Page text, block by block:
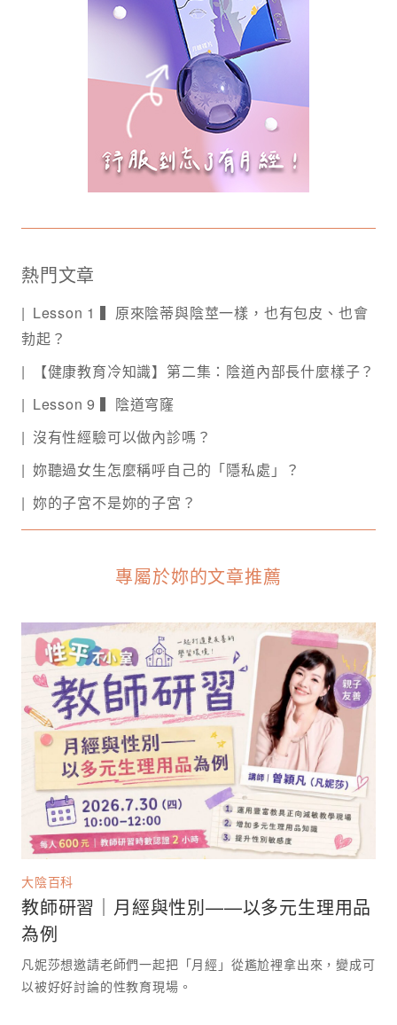
熱門文章
Lesson 1 ▍原來陰蒂與陰莖一樣，也有包皮、也會
勃起？
【健康教育冷知識】第二集：陰道內部長什麼樣子？
Lesson 9 ▍陰道穹窿
沒有性經驗可以做內診嗎？
妳聽過女生怎麼稱呼自己的「隱私處」？
妳的子宮不是妳的子宮？
專屬於妳的文章推薦
大陰百科
教師研習｜月經與性別——以多元生理用品
為例
凡妮莎想邀請老師們一起把「月經」從尷尬裡拿出來，變成可